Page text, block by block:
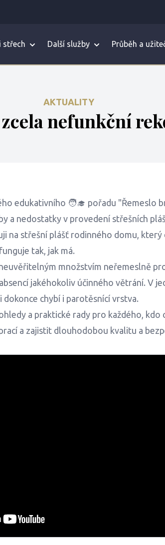
střech Další služby Průběh a
AKTUALITY
nefunkční
edukativního 🧑‍🎓 pořadu "Řemeslo
a nedostatky v provedení střešních
na střešní plášť rodinného domu, který
tak, jak má.
množstvím neřemeslně
jakéhokoliv účinného větrání. V
dokonce chybí i parotěsnící vrstva.
a praktické rady pro každého, kdo
a zajistit dlouhodobou kvalitu a